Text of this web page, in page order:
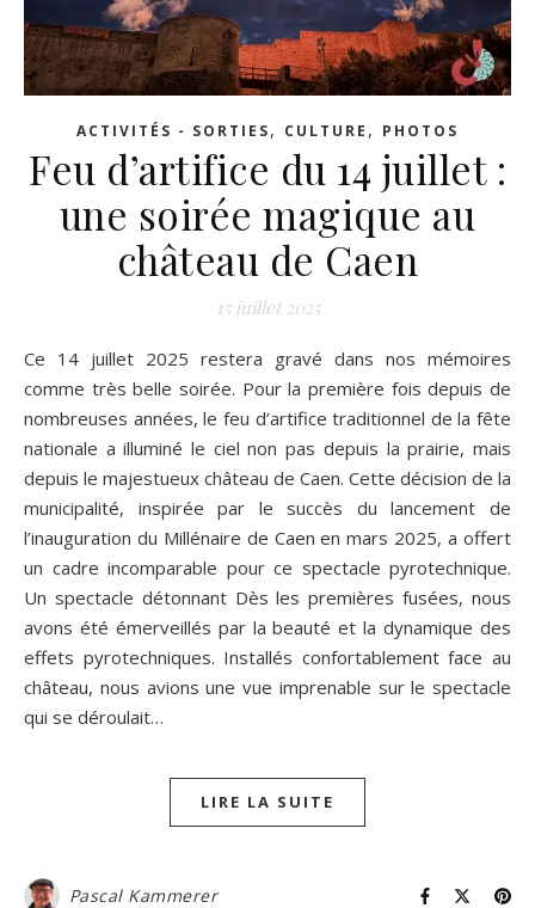
ACTIVITÉS - SORTIES, CULTURE , PHOTOS
Feu d’artifice du 14 juillet :
une soirée magique au
château de Caen
15 juillet 2025
Ce 14 juillet 2025 restera gravé dans nos mémoires
comme très belle soirée. Pour la première fois depuis de
nombreuses années, le feu d’artifice traditionnel de la fête
nationale a illuminé le ciel non pas depuis la prairie, mais
depuis le majestueux château de Caen. Cette décision de la
municipalité, inspirée par le succès du lancement de
l’inauguration du Millénaire de Caen en mars 2025, a offert
un cadre incomparable pour ce spectacle pyrotechnique.
Un spectacle détonnant Dès les premières fusées, nous
avons été émerveillés par la beauté et la dynamique des
effets pyrotechniques. Installés confortablement face au
château, nous avions une vue imprenable sur le spectacle
qui se déroulait…
LIRE LA SUITE
Pascal Kammerer